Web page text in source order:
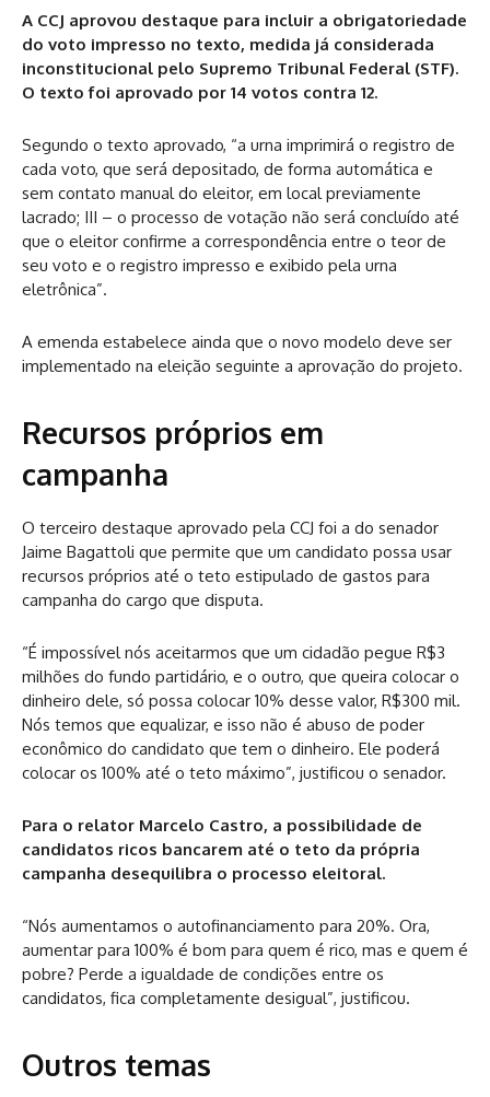
A CCJ aprovou destaque para incluir a obrigatoriedade
do voto impresso no texto, medida já considerada
inconstitucional pelo Supremo Tribunal Federal (STF).
O texto foi aprovado por 14 votos contra 12.
Segundo o texto aprovado, “a urna imprimirá o registro de
cada voto, que será depositado, de forma automática e
sem contato manual do eleitor, em local previamente
lacrado; III – o processo de votação não será concluído até
que o eleitor confirme a correspondência entre o teor de
seu voto e o registro impresso e exibido pela urna
eletrônica”.
A emenda estabelece ainda que o novo modelo deve ser
implementado na eleição seguinte a aprovação do projeto.
Recursos próprios em
campanha
O terceiro destaque aprovado pela CCJ foi a do senador
Jaime Bagattoli que permite que um candidato possa usar
recursos próprios até o teto estipulado de gastos para
campanha do cargo que disputa.
“É impossível nós aceitarmos que um cidadão pegue R$3
milhões do fundo partidário, e o outro, que queira colocar o
dinheiro dele, só possa colocar 10% desse valor, R$300 mil.
Nós temos que equalizar, e isso não é abuso de poder
econômico do candidato que tem o dinheiro. Ele poderá
colocar os 100% até o teto máximo”, justificou o senador.
Para o relator Marcelo Castro, a possibilidade de
candidatos ricos bancarem até o teto da própria
campanha desequilibra o processo eleitoral.
“Nós aumentamos o autofinanciamento para 20%. Ora,
aumentar para 100% é bom para quem é rico, mas e quem é
pobre? Perde a igualdade de condições entre os
candidatos, fica completamente desigual”, justificou.
Outros temas